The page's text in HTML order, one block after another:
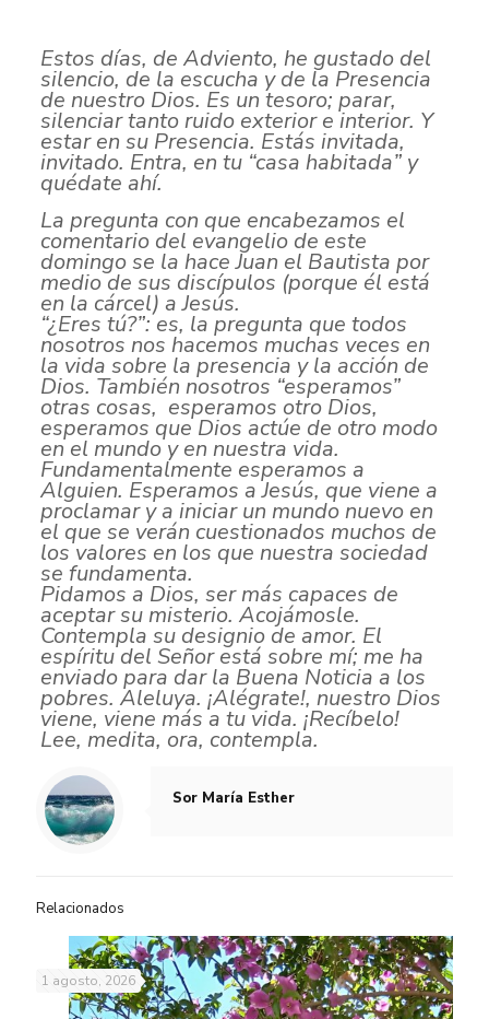
Estos días, de Adviento, he gustado del
silencio, de la escucha y de la Presencia
de nuestro Dios. Es un tesoro; parar,
silenciar tanto ruido exterior e interior. Y
estar en su Presencia. Estás invitada,
invitado. Entra, en tu “casa habitada” y
quédate ahí.
La pregunta con que encabezamos el
comentario del evangelio de este
domingo se la hace Juan el Bautista por
medio de sus discípulos (porque él está
en la cárcel) a Jesús.
“¿Eres tú?”: es, la pregunta que todos
nosotros nos hacemos muchas veces en
la vida sobre la presencia y la acción de
Dios. También nosotros “esperamos”
otras cosas, esperamos otro Dios,
esperamos que Dios actúe de otro modo
en el mundo y en nuestra vida.
Fundamentalmente esperamos a
Alguien. Esperamos a Jesús, que viene a
proclamar y a iniciar un mundo nuevo en
el que se verán cuestionados muchos de
los valores en los que nuestra sociedad
se fundamenta.
Pidamos a Dios, sermás capaces de
aceptar su misterio. Acojámosle.
Contempla su designio de amor. El
espíritu del Señor está sobre mí; me ha
enviado para dar la Buena Noticia a los
pobres. Aleluya. ¡Alégrate!, nuestro Dios
viene, viene más a tu vida. ¡Recíbelo!
Lee, medita, ora, contempla.
Sor María Esther
Relacionados
1 agosto, 2026